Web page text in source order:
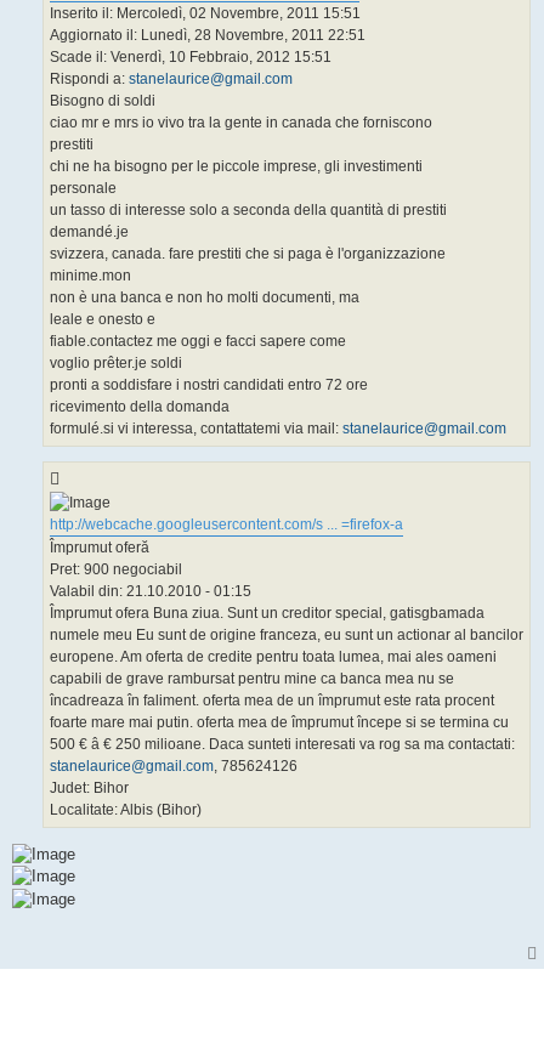
Inserito il: Mercoledì, 02 Novembre, 2011 15:51
Aggiornato il: Lunedì, 28 Novembre, 2011 22:51
Scade il: Venerdì, 10 Febbraio, 2012 15:51
Rispondi a: stanelaurice@gmail.com
Bisogno di soldi
ciao mr e mrs io vivo tra la gente in canada che forniscono
prestiti
chi ne ha bisogno per le piccole imprese, gli investimenti
personale
un tasso di interesse solo a seconda della quantità di prestiti
demandé.je
svizzera, canada. fare prestiti che si paga è l'organizzazione
minime.mon
non è una banca e non ho molti documenti, ma
leale e onesto e
fiable.contactez me oggi e facci sapere come
voglio prêter.je soldi
pronti a soddisfare i nostri candidati entro 72 ore
ricevimento della domanda
formulé.si vi interessa, contattatemi via mail: stanelaurice@gmail.com
http://webcache.googleusercontent.com/s ... =firefox-a
Împrumut oferă
Pret: 900 negociabil
Valabil din: 21.10.2010 - 01:15
Împrumut ofera Buna ziua. Sunt un creditor special, gatisgbamada
numele meu Eu sunt de origine franceza, eu sunt un actionar al bancilor
europene. Am oferta de credite pentru toata lumea, mai ales oameni
capabili de grave rambursat pentru mine ca banca mea nu se
încadreaza în faliment. oferta mea de un împrumut este rata procent
foarte mare mai putin. oferta mea de împrumut începe si se termina cu
500 € â € 250 milioane. Daca sunteti interesati va rog sa ma contactati:
stanelaurice@gmail.com, 785624126
Judet: Bihor
Localitate: Albis (Bihor)